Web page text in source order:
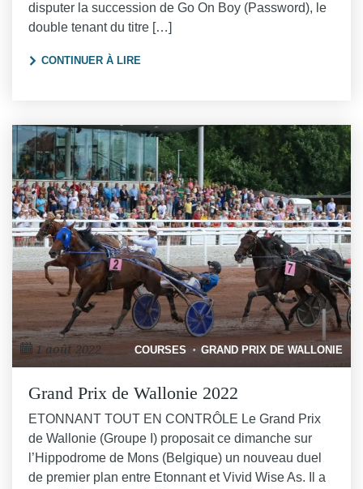
disputer la succession de Go On Boy (Password), le
double tenant du titre […]
CONTINUER À LIRE
1 août 2022 COURSES GRAND PRIX DE WALLONIE
Grand Prix de Wallonie 2022
ETONNANT TOUT EN CONTRÔLE Le Grand Prix
de Wallonie (Groupe I) proposait ce dimanche sur
l’Hippodrome de Mons (Belgique) un nouveau duel
de premier plan entre Etonnant et Vivid Wise As. Il a